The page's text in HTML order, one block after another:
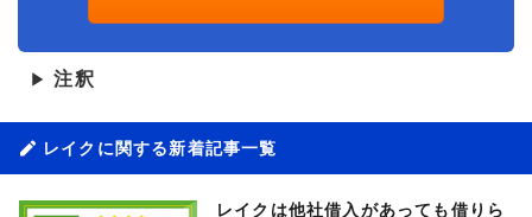
▶ 注釈
レイクに関する新着記事一覧
レイクは他社借入があっても借りら